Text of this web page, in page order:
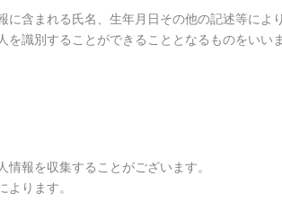
含まれる氏名、生年月日その他の記述等によ
識別することができることとなるものをいいま
報を収集することがございます。
ります。